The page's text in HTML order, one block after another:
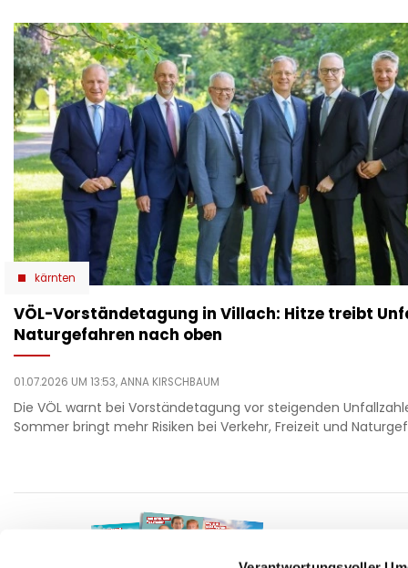
kärnten
VÖL-Vorständetagung in Villach: Hitze treibt
Naturgefahren nach oben
01.07.2026 UM 13:53,ANNA KIRSCHBAUM
Die VÖL warnt bei Vorständetagung vor steigenden
Sommer bringt mehr Risiken bei Verkehr, Freizeit und